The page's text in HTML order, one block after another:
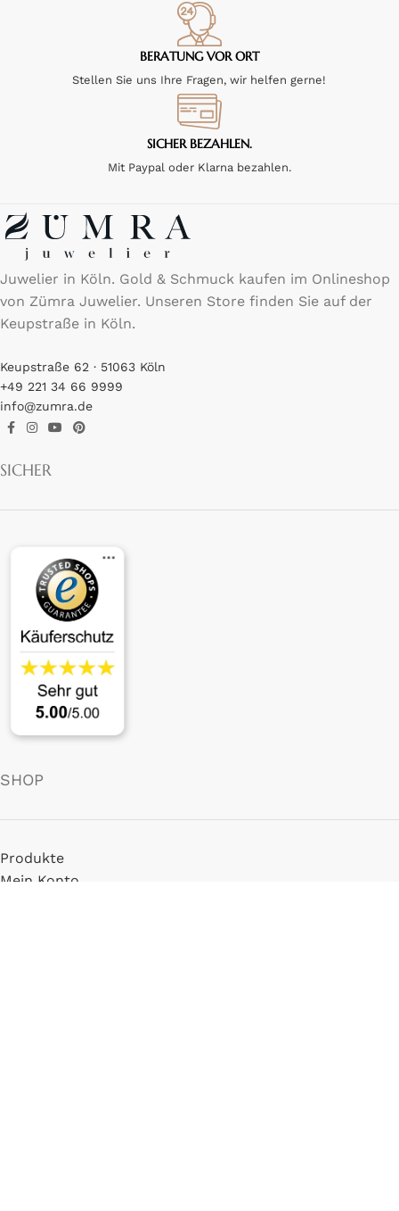
BERATUNG VOR ORT
Stellen Sie uns Ihre Fragen, wir helfen gerne!
SICHER BEZAHLEN.
Mit Paypal oder Klarna bezahlen.
Juwelier in Köln. Gold & Schmuck kaufen im Onlineshop
von Zümra Juwelier. Unseren Store finden Sie auf der
Keupstraße in Köln.
Keupstraße 62 · 51063 Köln
+49 221 34 66 9999
info@zumra.de
SICHER
SHOP
Produkte
Mein Konto